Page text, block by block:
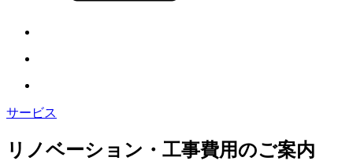
サービス
リノベーション・工事費用のご案内